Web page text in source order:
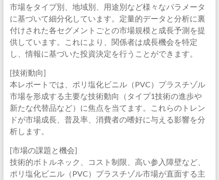
市場をタイプ別、地域別、用途別など様々なパラメータ
に基づいて細分化しています。定量的データと分析に裏
付けされた各セグメントごとの市場規模と成長予測を提
供しています。これにより、関係者は成長機会を特定
し、情報に基づいた投資決定を行うことができます。
[技術動向]
本レポートでは、ポリ塩化ビニル（PVC）プラスチゾル
市場を形成する主要な技術動向（タイプ1技術の進歩や
新たな代替品など）に焦点を当てます。これらのトレン
ドが市場成長、普及率、消費者の嗜好に与える影響を分
析します。
[市場の課題と機会]
技術的ボトルネック、コスト制限、高い参入障壁など、
ポリ塩化ビニル（PVC）プラスチゾル市場が直面する主